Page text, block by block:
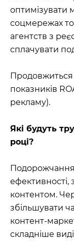
оптимізувати
соцмережах
агентств з
сплачувати
Продовжиться
показників
рекламу).
Які будуть
році?
Подорожчання
контентом.
збільшувати
контент-
складніше